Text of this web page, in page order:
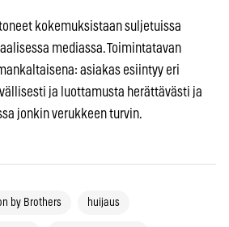
kokemuksistaan suljetuissa
mediassa. Toimintatavan
asiakas esiintyy eri
ja luottamusta herättävästi ja
jonkin verukkeen turvin.
by Brothers huijaus